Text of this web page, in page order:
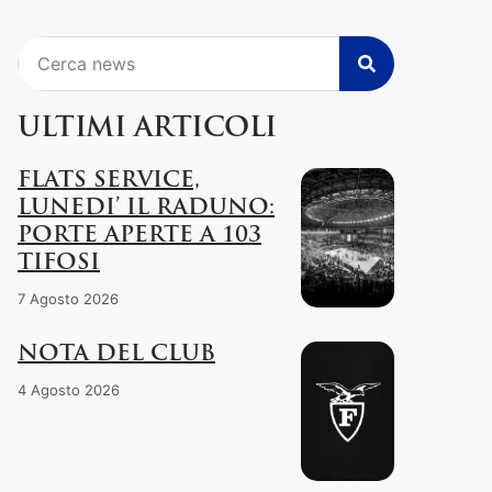
ULTIMI ARTICOLI
FLATS SERVICE,
LUNEDI’ IL RADUNO:
PORTE APERTE A 103
TIFOSI
7 Agosto 2026
NOTA DEL CLUB
4 Agosto 2026